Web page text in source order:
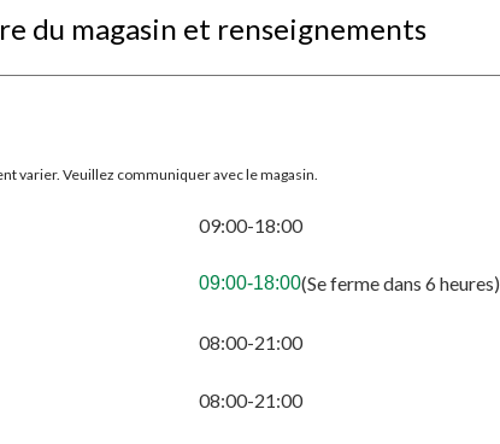
du magasin et renseignements
varier. Veuillez communiquer avec le magasin.
09:00-18:00
09:00-18:00(Se ferme dans 6 heures)
08:00-21:00
08:00-21:00